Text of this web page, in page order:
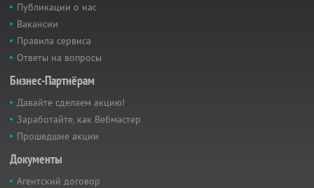
Публикации о нас
Вакансии
Правила сервиса
Ответы на вопросы
Бизнес-Партнёрам
Давайте сделаем акцию!
Заработайте, как Вебмастер
Прошедшие акции
Документы
Агентский договор